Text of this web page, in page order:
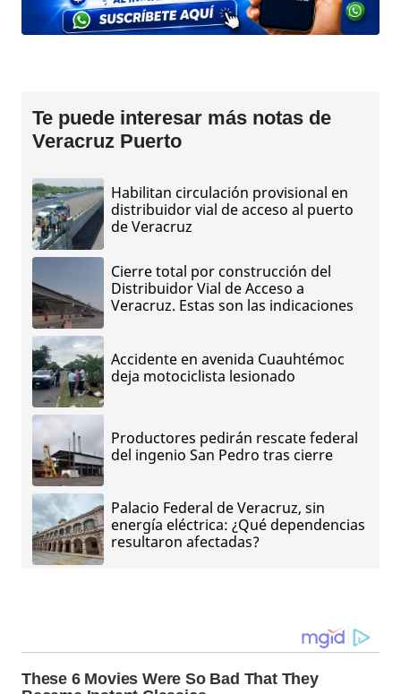
Te puede interesar más notas de
Veracruz Puerto
Habilitan circulación provisional en
distribuidor vial de acceso al puerto
de Veracruz
Cierre total por construcción del
Distribuidor Vial de Acceso a
Veracruz. Estas son las indicaciones
Accidente en avenida Cuauhtémoc
deja motociclista lesionado
Productores pedirán rescate federal
del ingenio San Pedro tras cierre
Palacio Federal de Veracruz, sin
energía eléctrica: ¿Qué dependencias
resultaron afectadas?